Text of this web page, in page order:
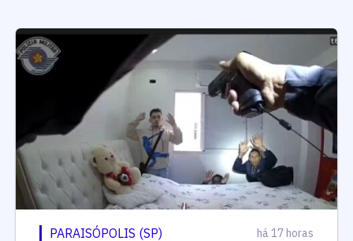
PARAISÓPOLIS (SP) há 17 horas